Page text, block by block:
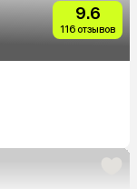
9.6
116 отзывов